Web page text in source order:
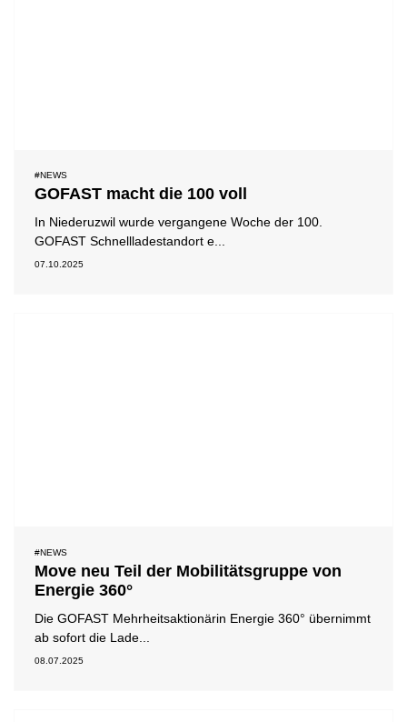
#NEWS
GOFAST macht die 100 voll
In Niederuzwil wurde vergangene Woche der 100.
GOFAST Schnellladestandort e...
07.10.2025
#NEWS
Move neu Teil der Mobilitätsgruppe von
Energie 360°
Die GOFAST Mehrheitsaktionärin Energie 360° übernimmt
ab sofort die Lade...
08.07.2025